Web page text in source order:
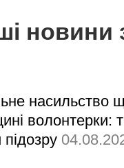
новини
насильство
волонтерки: